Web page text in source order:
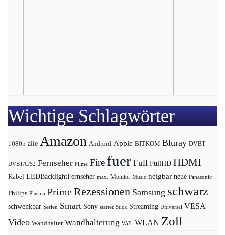
Wichtige Schlagwörter
1080p alle Amazon Android Apple BITKOM Bluray DVBT
DVBT/C/S2 Fernseher Filme Fire fuer Full FullHD HDMI
Kabel LEDBacklightFernseher max. Monitor Music neigbar neue Panasonic
Philips Plasma PrimeRezessionen Samsung schwarz
schwenkbar Serien Smart Sony startet Stick Streaming Universal VESA
Video Wandhalter Wandhalterung WiFi WLAN Zoll